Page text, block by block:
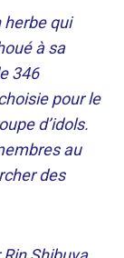
herbe qui
à sa
346
pour le
d’idols.
au
des